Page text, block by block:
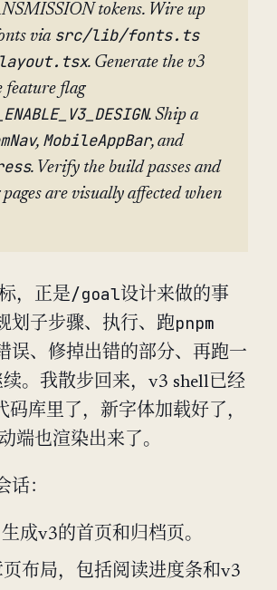
tokens. Wire up
via src/lib/fonts.ts
. Generate the v3
feature flag
. Ship a
, MobileAppBar, and
. Verify the build passes and
are visually affected when
，正是/goal设计来做的事
划子步骤、执行、跑pnpm
误、修掉出错的部分、再跑一
。我散步回来，v3 shell已经
码库里了，新字体加载好了，
端也渲染出来了。
话：
成v3的首页和归档页。
布局，包括阅读进度条和v3